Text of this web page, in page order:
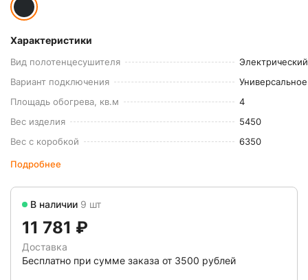
Характеристики
Вид полотенцесушителя
Электрический
Вариант подключения
Универсальное
Площадь обогрева, кв.м
4
Вес изделия
5450
Вес с коробкой
6350
Подробнее
В наличии 9 шт
11 781 ₽
Доставка
Бесплатно при сумме заказа от 3500 рублей